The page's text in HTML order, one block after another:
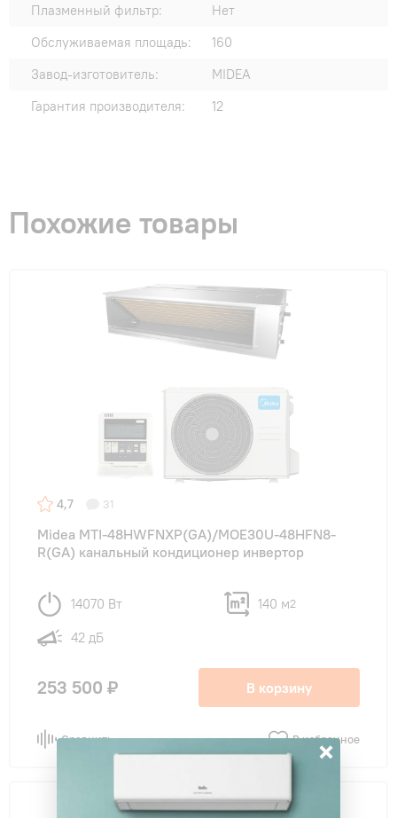
Плазменный фильтр:
Нет
Обслуживаемая площадь:
160
Завод-изготовитель:
MIDEA
Гарантия производителя:
12
Похожие товары
4,7 31
Midea MTI-48HWFNXP(GA)/MOE30U-48HFN8-
R(GA) канальный кондиционер инвертор
14070 Вт 140 м2
42 дБ
253 500 ₽ В корзину
Сравнить В избранное
×